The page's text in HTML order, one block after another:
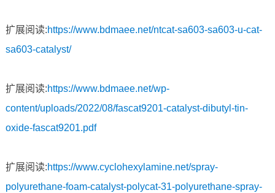
扩展阅读:https://www.bdmaee.net/ntcat-sa603-sa603-u-cat-
sa603-catalyst/
扩展阅读:https://www.bdmaee.net/wp-
content/uploads/2022/08/fascat9201-catalyst-dibutyl-tin-
oxide-fascat9201.pdf
扩展阅读:https://www.cyclohexylamine.net/spray-
polyurethane-foam-catalyst-polycat-31-polyurethane-spray-